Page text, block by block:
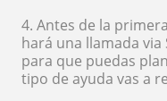
4. Antes de la
hará una llamada via
para que puedas
tipo de ayuda vas a